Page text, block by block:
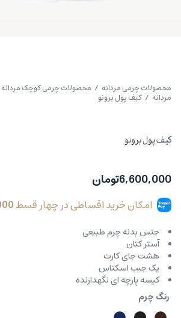
محصولات چرمی مردانه / محصولات چرمی کوچک مردانه
مردانه / کیف پول برونو
کیف پول برونو
6,600,000تومان
امکان خرید اقساطی در چهار قسط
جنس بدنه چرم طبیعی
آستر کتان
هشت جای کارت
یک جیب اسکناس
کیسه پارچه ای نگهدارنده
رنگ چرم